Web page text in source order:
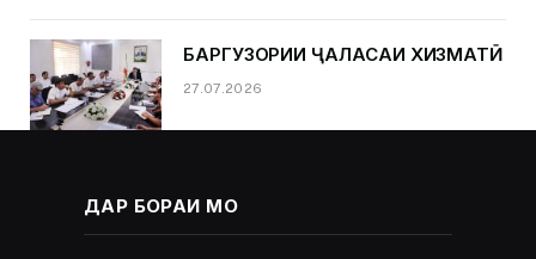
БАРГУЗОРИИ ҶАЛАСАИ ХИЗМАТӢ
27.07.2026
ДАР БОРАИ МО